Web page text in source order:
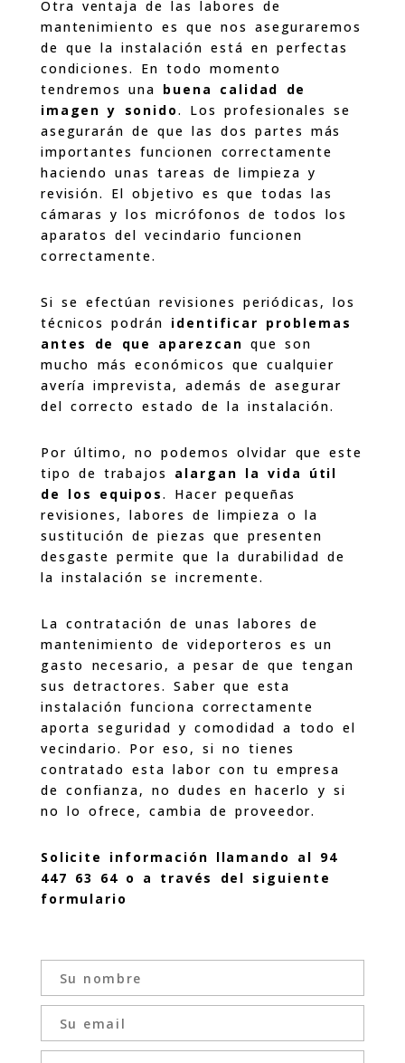
Otra ventaja de las labores de
mantenimiento es que nos aseguraremos
de que la instalación está en perfectas
condiciones. En todo momento
tendremos una buena calidad de
imagen y sonido. Los profesionales se
asegurarán de que las dos partes más
importantes funcionen correctamente
haciendo unas tareas de limpieza y
revisión. El objetivo es que todas las
cámaras y los micrófonos de todos los
aparatos del vecindario funcionen
correctamente.
Si se efectúan revisiones periódicas, los
técnicos podrán identificar problemas
antes de que aparezcan que son
mucho más económicos que cualquier
avería imprevista, además de asegurar
del correcto estado de la instalación.
Por último, no podemos olvidar que este
tipo de trabajos alargan la vida útil
de los equipos. Hacer pequeñas
revisiones, labores de limpieza o la
sustitución de piezas que presenten
desgaste permite que la durabilidad de
la instalación se incremente.
La contratación de unas labores de
mantenimiento de videporteros es un
gasto necesario, a pesar de que tengan
sus detractores. Saber que esta
instalación funciona correctamente
aporta seguridad y comodidad a todo el
vecindario. Por eso, si no tienes
contratado esta labor con tu empresa
de confianza, no dudes en hacerlo y si
no lo ofrece, cambia de proveedor.
Solicite información llamando al 94
447 63 64 o a través del siguiente
formulario